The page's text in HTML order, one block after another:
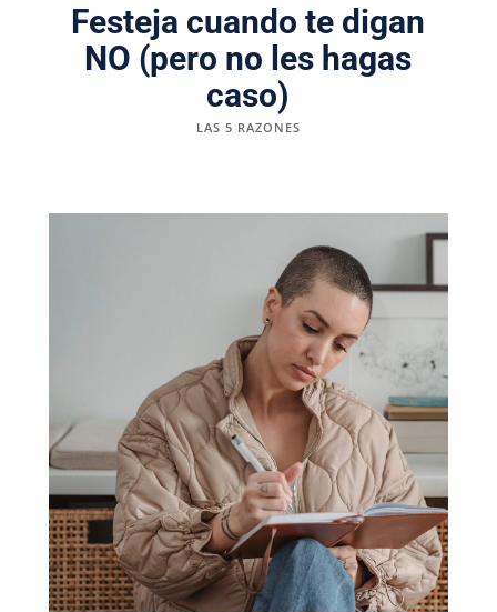
Festeja cuando te digan
NO (pero no les hagas
caso)
LAS 5 RAZONES